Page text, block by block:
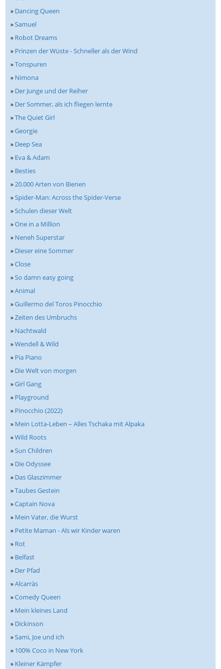
» Dancing Queen
»Samuel
» Robot Dreams
» Prinzen der Wüste - Schneller als der Wind
»Tonspuren
» Nimona
» Der Junge und der Reiher
» Der Sommer, als ich fliegen lernte
»The Quiet Girl
»Georgie
» Deep Sea
» Eva & Adam
» Besties
»20.000 Arten von Bienen
»Spider-Man: Across the Spider-Verse
»Schulen dieser Welt
»One in a Million
» Neneh Superstar
» Dieser eine Sommer
»Close
»So damn easy going
»Animal
»Guillermo del Toros Pinocchio
»Zeiten des Umbruchs
» Nachtwald
»Wendell & Wild
» Pia Piano
» Die Welt von morgen
»Girl Gang
» Playground
» Pinocchio (2022)
» Mein Lotta-Leben – Alles Tschaka mit Alpaka
»Wild Roots
»Sun Children
» Die Odyssee
» Das Glaszimmer
»Taubes Gestein
»Captain Nova
» Mein Vater, die Wurst
» Petite Maman - Als wir Kinder waren
» Rot
» Belfast
» Der Pfad
»Alcarràs
»Comedy Queen
» Mein kleines Land
» Dickinson
»Sami, Joe und ich
» 100% Coco in New York
» Kleiner Kämpfer